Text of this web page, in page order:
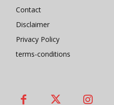
Contact
Disclaimer
Privacy Policy
terms-conditions